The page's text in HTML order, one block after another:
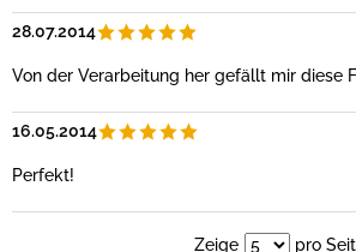
28.07.2014
Von der Verarbeitung her gefällt mir diese
16.05.2014
Perfekt!
Zeige pro